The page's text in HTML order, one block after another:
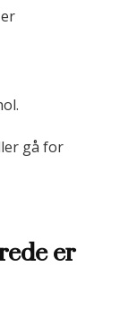
gå for
er